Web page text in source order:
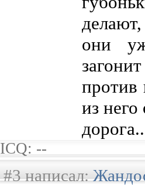
делают,
они
против
из
ICQ: --
#3 написал: